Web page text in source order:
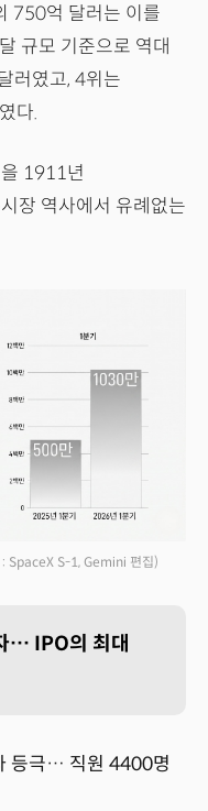
750억 달러는 이를
규모 기준으로 역대
러였고, 4위는
다.
1911년
장 역사에서 유례없는
: SpaceX S-1, Gemini 편집)
… IPO의 최대
등극… 직원 4400명